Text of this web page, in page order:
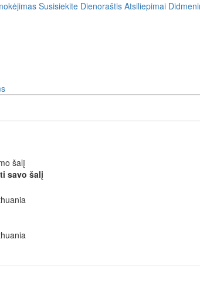
Susisiekite Dienoraštis Atsiliepimai
šalį
savo šalį